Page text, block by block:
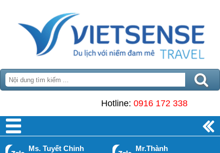
Hotline: 0916 172 338
Ms. Tuyết Chinh Mr.Thành